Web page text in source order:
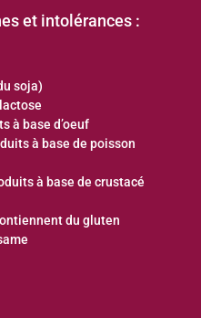
et intolérances :
soja)
à base d’oeuf
à base de poisson
à base de crustacé
du gluten